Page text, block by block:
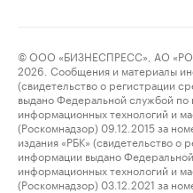
© ООО «БИЗНЕСПРЕСС», АО
2026. Сообщения и материалы
(свидетельство о регистрации
выдано Федеральной службой по
информационных технологий и
(Роскомнадзор) 09.12.2015 за
издания «РБК» (свидетельство о
информации выдано
информационных технологий и
(Роскомнадзор) 03.12.2021 за